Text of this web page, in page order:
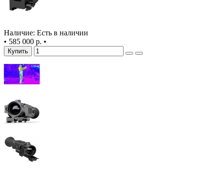
Наличие: Есть в наличии
• 585 000 р. •
Купить